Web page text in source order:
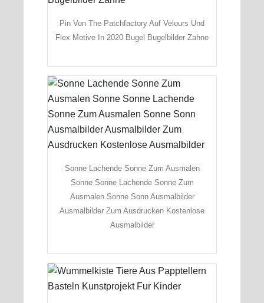
Pin Von The Patchfactory Auf Velours Und
Flex Motive In 2020 Bugel Bugelbilder Zahne
Sonne Lachende Sonne Zum Ausmalen
Sonne Sonne Lachende Sonne Zum
Ausmalen Sonne Sonn Ausmalbilder
Ausmalbilder Zum Ausdrucken Kostenlose
Ausmalbilder